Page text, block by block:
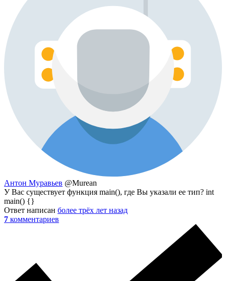
Антон Муравьев @Murean
У Вас существует функция main(), где Вы указали ее тип? int
main() {}
Ответ написан более трёх лет назад
7 комментариев